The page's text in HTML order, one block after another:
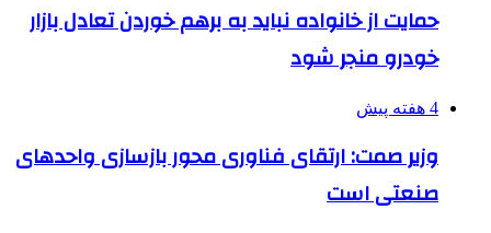
حمایت از خانواده نباید به برهم خوردن تعادل بازار
خودرو منجر شود
4 هفته پیش
وزیر صمت: ارتقای فناوری محور بازسازی واحدهای
صنعتی است